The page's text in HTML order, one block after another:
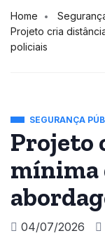
Home
Projeto cria
policiais
SEGURANÇA
Projeto
mínima
04/07/2026